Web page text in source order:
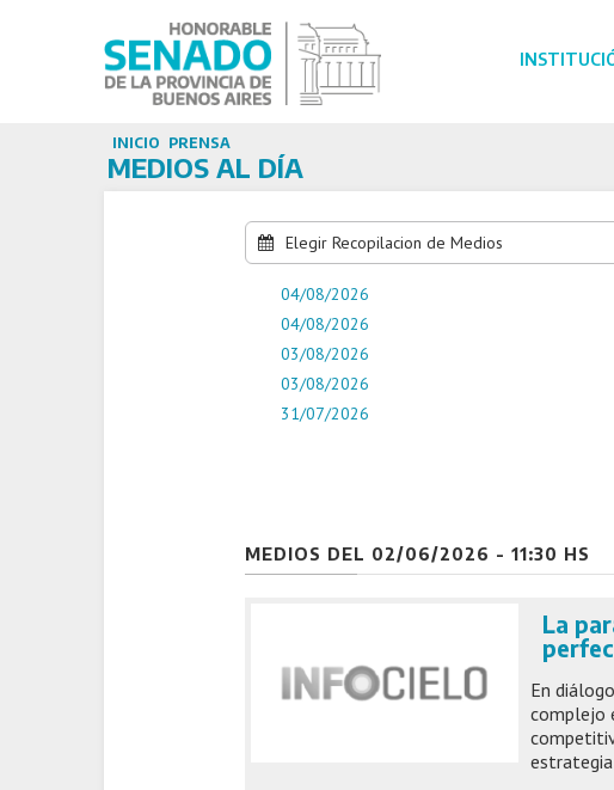
INICIO PRENSA
MEDIOS AL DÍA
Elegir Recopilacion de Medios
04/08/2026
04/08/2026
03/08/2026
03/08/2026
31/07/2026
MEDIOS DEL 02/06/2026 - 11:30 HS
La
En
complejo